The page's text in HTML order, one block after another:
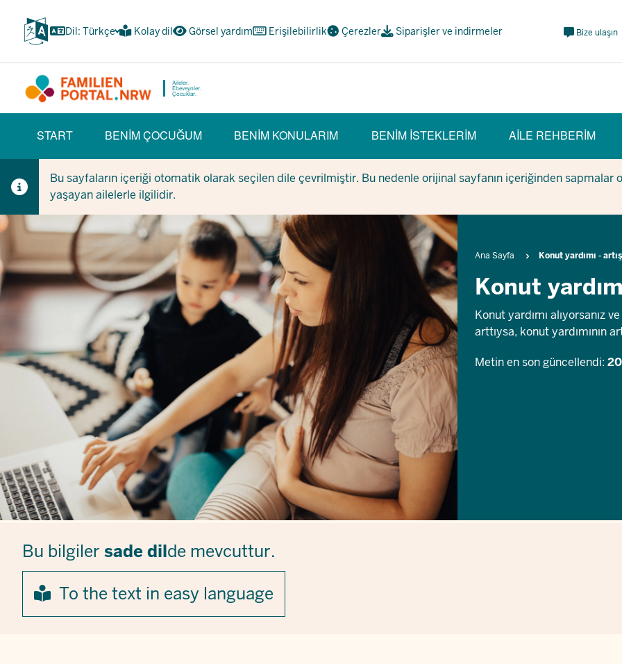
içeriğe
Dil: Türkçe Kolay dil Görsel yardım Erişilebilirlik Çerezler Siparişler ve indirmeler
Meta
Social
Bize ulaşın
Aileler.
Ebeveynler.
Çocuklar.
(BÜRGERBEREICH)
START BENIM ÇOCUĞUM BENIM KONULARIM BENIM ISTEKLERIM AILE REHBERIM
Bu sayfaların içeriği otomatik olarak seçilen dile çevrilmiştir. Bu nedenle orijinal sayfanın içeriğinden
yaşayan ailelerle ilgilidir.
Breadcrumb
Ana Sayfa Konut yardımı -
Konut
Konut yardımı alıyorsanız
arttıysa, konut yardımının
Metin en son güncellendi:
Bu bilgiler sade dilde mevcuttur.
To the text in easy language